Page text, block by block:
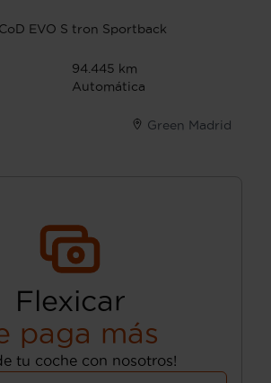
CoD EVO S tron Sportback
94.445 km
Automática
Green Madrid
Flexicar
paga más
tu coche con nosotros!